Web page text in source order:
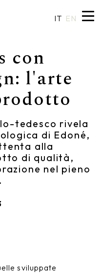
IT EN
con
l'arte
tedesco rivela
di Edoné,
alla
di qualità,
nel pieno
sviluppate